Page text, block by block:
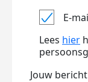
E-
Lees hier
Jouw